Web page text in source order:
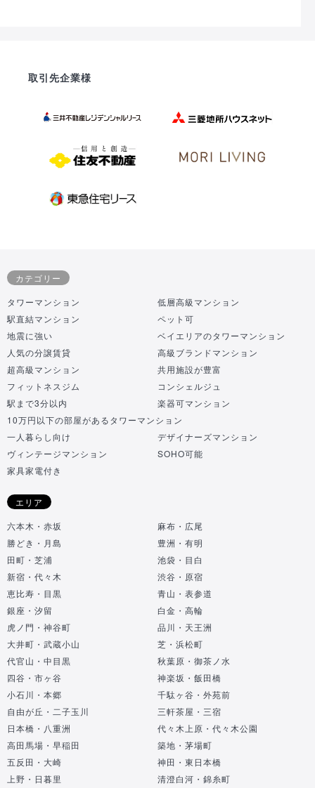
取引先企業様
カテゴリー
タワーマンション
低層高級マンション
駅直結マンション
ペット可
地震に強い
ベイエリアのタワーマンション
人気の分譲賃貸
高級ブランドマンション
超高級マンション
共用施設が豊富
フィットネスジム
コンシェルジュ
駅まで3分以内
楽器可マンション
10万円以下の部屋があるタワーマンション
一人暮らし向け
デザイナーズマンション
ヴィンテージマンション
SOHO可能
家具家電付き
エリア
六本木・赤坂
麻布・広尾
勝どき・月島
豊洲・有明
田町・芝浦
池袋・目白
新宿・代々木
渋谷・原宿
恵比寿・目黒
青山・表参道
銀座・汐留
白金・高輪
虎ノ門・神谷町
品川・天王洲
大井町・武蔵小山
芝・浜松町
代官山・中目黒
秋葉原・御茶ノ水
四谷・市ヶ谷
神楽坂・飯田橋
小石川・本郷
千駄ヶ谷・外苑前
自由が丘・二子玉川
三軒茶屋・三宿
日本橋・八重洲
代々木上原・代々木公園
高田馬場・早稲田
築地・茅場町
五反田・大崎
神田・東日本橋
上野・日暮里
清澄白河・錦糸町